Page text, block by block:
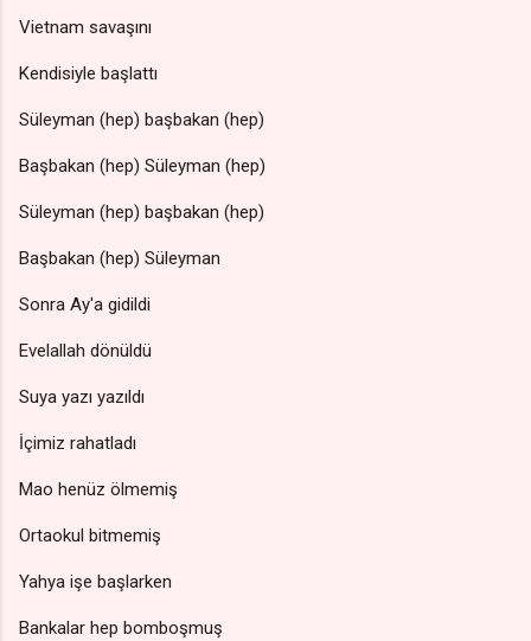
Vietnam savaşını
Kendisiyle başlattı
Süleyman (hep) başbakan (hep)
Başbakan (hep) Süleyman (hep)
Süleyman (hep) başbakan (hep)
Başbakan (hep) Süleyman
Sonra Ay'a gidildi
Evelallah dönüldü
Suya yazı yazıldı
İçimiz rahatladı
Mao henüz ölmemiş
Ortaokul bitmemiş
Yahya işe başlarken
Bankalar hep bomboşmuş